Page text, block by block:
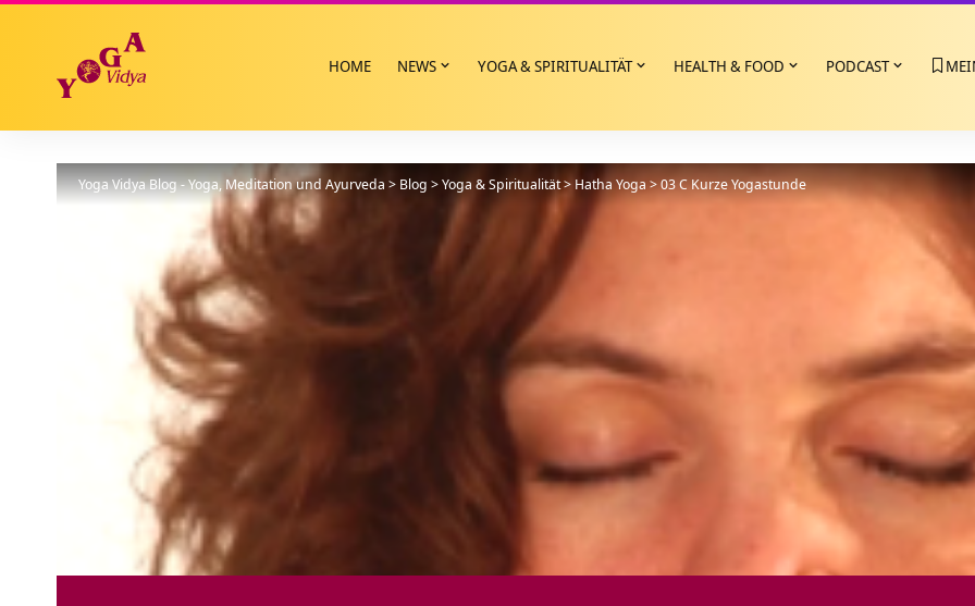
HOME NEWS YOGA & SPIRITUALITÄT HEALTH & FOOD PODCAST
Yoga Vidya Blog - Yoga, Meditation und Ayurveda > Blog >Yoga & Spiritualität> Hatha Yoga>03 C Kurze Yogastunde